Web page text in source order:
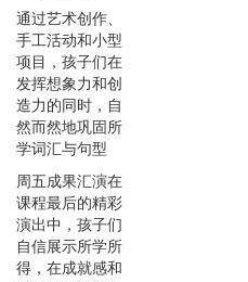
通过艺术创作、
手工活动和小型
项目，孩子们在
发挥想象力和创
造力的同时，自
然而然地巩固所
学词汇与句型
周五成果汇演在
课程最后的精彩
演出中，孩子们
自信展示所学所
得，在成就感和